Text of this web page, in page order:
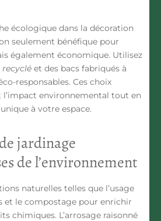
écologique dans la décoration
seulement bénéfique pour
également économique. Utilisez
recyclé et des bacs fabriqués à
responsables. Ces choix
environnemental tout en
à votre espace.
jardinage
de l’environnement
naturelles telles que l’usage
et le compostage pour enrichir
chimiques. L’arrosage raisonné